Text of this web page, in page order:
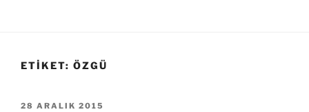
ETIKET: ÖZGÜ
YAYIM
28 ARALIK 2015